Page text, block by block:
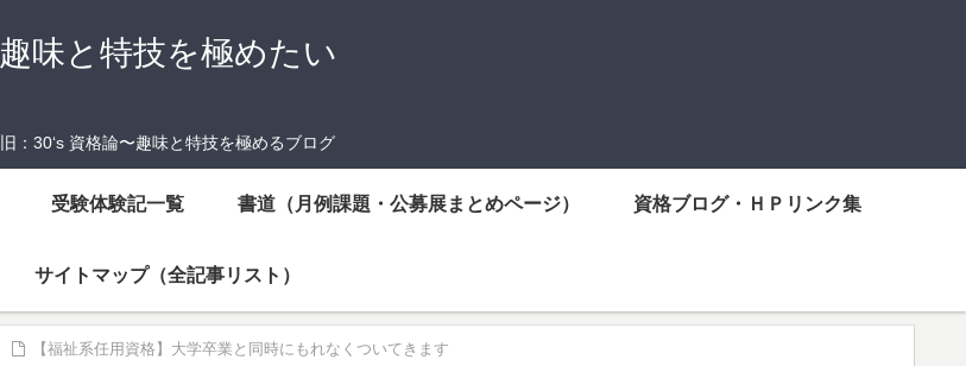
趣味と特技を極めたい
旧：30‘s 資格論〜趣味と特技を極めるブログ
受験体験記一覧 書道（月例課題・公募展まとめページ） 資格ブログ・ＨＰリンク集
サイトマップ（全記事リスト）
【福祉系任用資格】大学卒業と同時にもれなくついてきます